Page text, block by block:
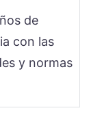
de
con las
y normas